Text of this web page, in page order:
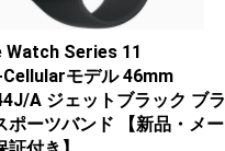
Watch Series 11
モデル 46mm
A ジェットブラック ブラ
ポーツバンド 【新品・メー